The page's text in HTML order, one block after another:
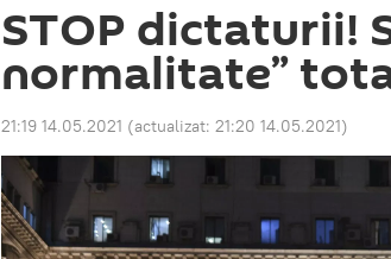
STOP dictaturii!
normalitate”
21:19 14.05.2021 (actualizat: 21:20 14.05.2021)